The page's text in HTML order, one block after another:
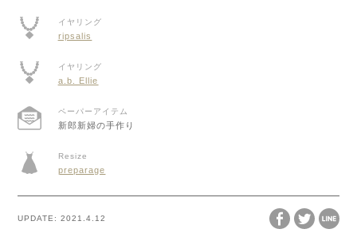
イヤリング
ripsalis
イヤリング
a.b. Ellie
ペーパーアイテム
新郎新婦の手作り
Resize
preparage
UPDATE:2021.4.12